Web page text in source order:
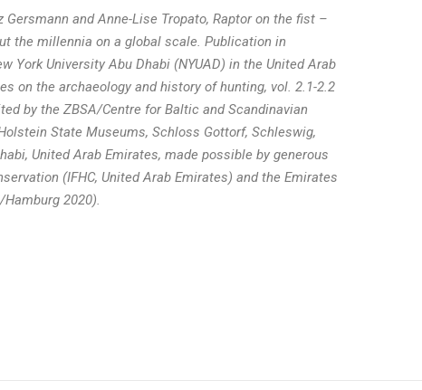
and Anne-Lise Tropato, Raptor on the fist –
the millennia on a global scale. Publication in
York University Abu Dhabi (NYUAD) in the United Arab
on the archaeology and history of hunting, vol. 2.1-2.2
by the ZBSA/Centre for Baltic and Scandinavian
State Museums, Schloss Gottorf, Schleswig,
United Arab Emirates, made possible by generous
(IFHC, United Arab Emirates) and the Emirates
Hamburg 2020).